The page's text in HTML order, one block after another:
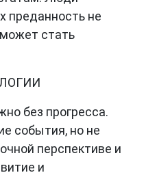
преданность не
стать
без прогресса.
события, но не
перспективе и
и